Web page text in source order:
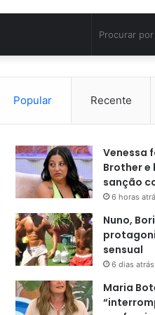
Popular Recente
Venessa
Brother e
sanção
6 horas
Nuno,
sensual
6 dias atrás
Maria